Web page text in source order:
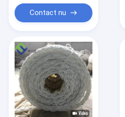
Producten
Video's
Over ons
Contact nu